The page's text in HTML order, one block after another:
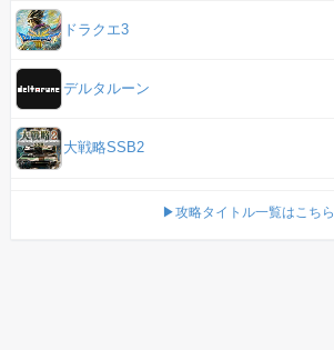
ドラクエ3
デルタルーン
大戦略SSB2
▶攻略タイトル一覧はこちら